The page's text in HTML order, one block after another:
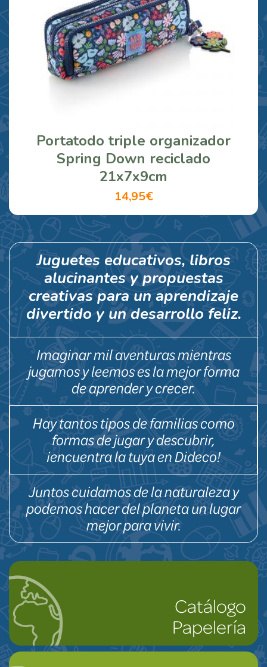
Portatodo triple organizador
Spring Down reciclado
21x7x9cm
14,95€
Juguetes educativos, libros
alucinantes y propuestas
creativas para un aprendizaje
divertido y un desarrollo feliz.
Imaginar mil aventuras mientras
jugamos y leemos es la mejor forma
de aprender y crecer.
Hay tantos tipos de familias como
formas de jugar y descubrir,
¡encuentra la tuya en Dideco!
Juntos cuidamos de la naturaleza y
podemos hacer del planeta un lugar
mejor para vivir.
Catálogo
Papelería